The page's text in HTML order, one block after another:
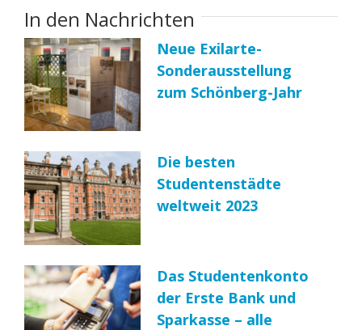
In den Nachrichten
Neue Exilarte-
Sonderausstellung
zum Schönberg-Jahr
Die besten
Studentenstädte
weltweit 2023
Das Studentenkonto
der Erste Bank und
Sparkasse – alle